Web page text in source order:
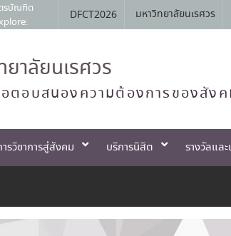
.ศ.
DFCT2026 มหาวิทยาลัยนเรศวร
าลัยนเรศวร
ตอบสนองความต้องการของสังค
รวิชาการสู่สังคม บริการนิสิต รางวัลแล